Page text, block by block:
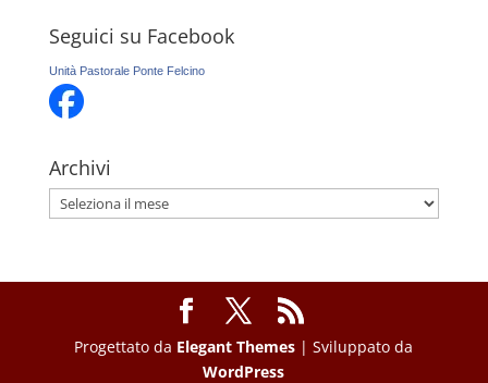
Seguici su Facebook
Unità Pastorale Ponte Felcino
Archivi
Archivi
Progettato da Elegant Themes | Sviluppato da
WordPress